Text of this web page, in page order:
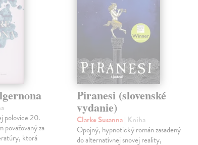
polovice 20.
považovaný za
ktorá
Piranesi (slovenské
vydanie)
Clarke Susanna| Kniha
Opojný, hypnotický román zasadený
do alternatívnej snovej reality,